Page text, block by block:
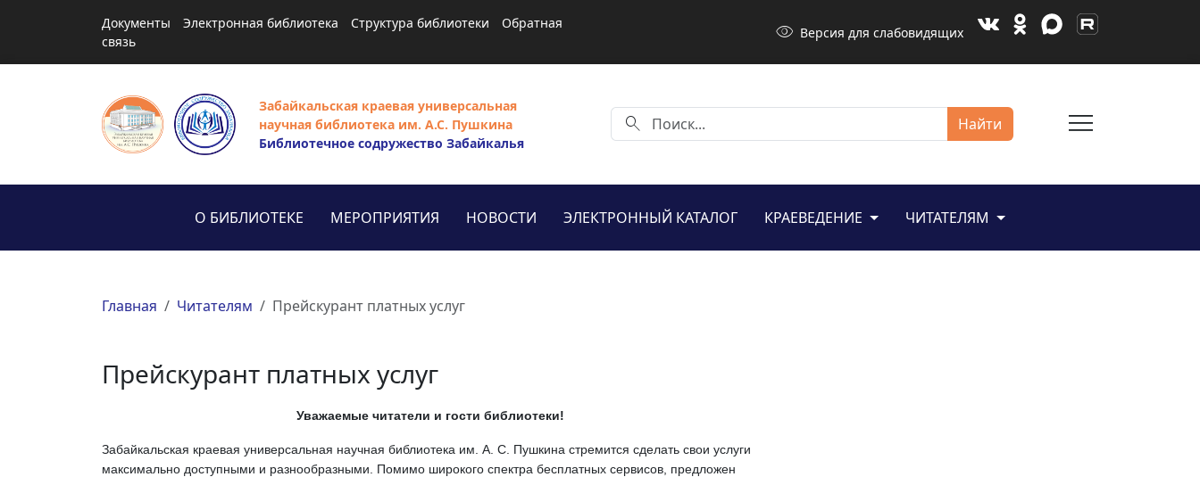
Документы Электронная библиотека Структура библиотеки
Обратная
связь
visibility Версия для слабовидящих
Забайкальская краевая универсальная
научная библиотека им. А.С. Пушкина
Библиотечное содружество Забайкалья
search Найти menu
О БИБЛИОТЕКЕ МЕРОПРИЯТИЯ НОВОСТИ ЭЛЕКТРОННЫЙ КАТАЛОГ КРАЕВЕДЕНИЕ ЧИТАТЕЛЯМ
Главная Читателям Прейскурант платных услуг
Прейскурант платных услуг
Уважаемые читатели и гости библиотеки!
Забайкальская краевая универсальная научная библиотека им. А. С. Пушкина стремится сделать свои услуги
максимально доступными и разнообразными. Помимо широкого спектра бесплатных сервисов, предложен